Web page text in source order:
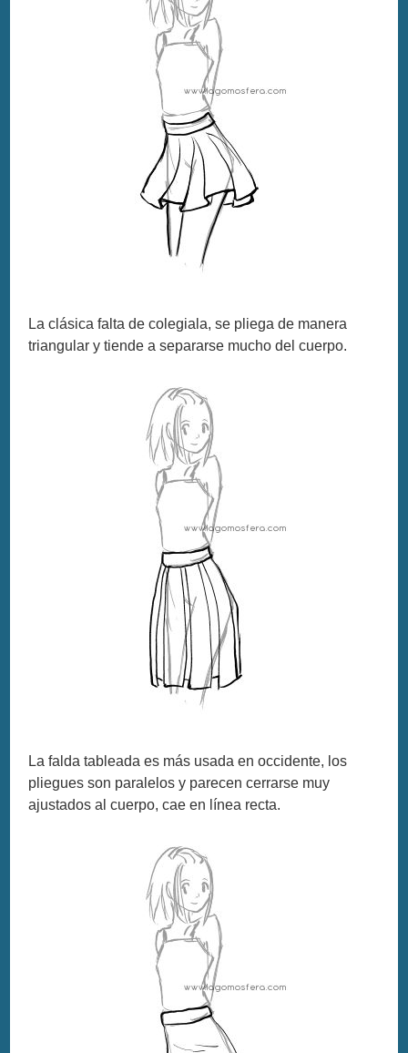
La clásica falta de colegiala, se pliega de manera
triangular y tiende a separarse mucho del cuerpo.
La falda tableada es más usada en occidente, los
pliegues son paralelos y parecen cerrarse muy
ajustados al cuerpo, cae en línea recta.